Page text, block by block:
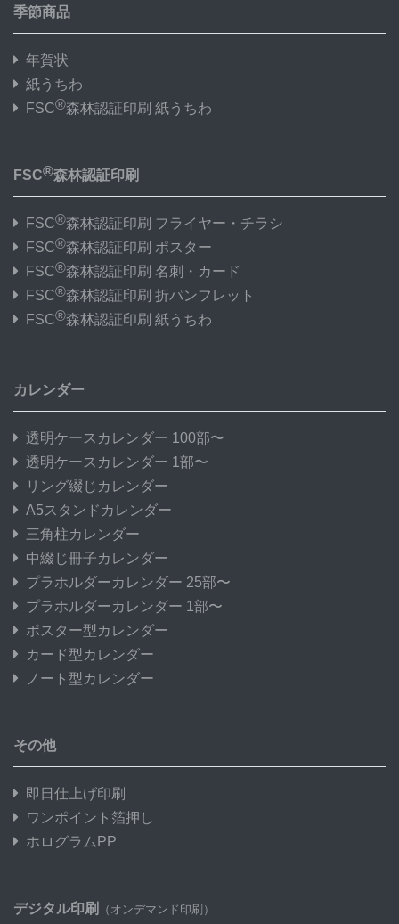
季節商品
年賀状
紙うちわ
FSC®森林認証印刷 紙うちわ
FSC®森林認証印刷
FSC®森林認証印刷 フライヤー・チラシ
FSC®森林認証印刷 ポスター
FSC®森林認証印刷 名刺・カード
FSC®森林認証印刷 折パンフレット
FSC®森林認証印刷 紙うちわ
カレンダー
透明ケースカレンダー 100部〜
透明ケースカレンダー 1部〜
リング綴じカレンダー
A5スタンドカレンダー
三角柱カレンダー
中綴じ冊子カレンダー
プラホルダーカレンダー 25部〜
プラホルダーカレンダー 1部〜
ポスター型カレンダー
カード型カレンダー
ノート型カレンダー
その他
即日仕上げ印刷
ワンポイント箔押し
ホログラムPP
デジタル印刷 （オンデマンド印刷）